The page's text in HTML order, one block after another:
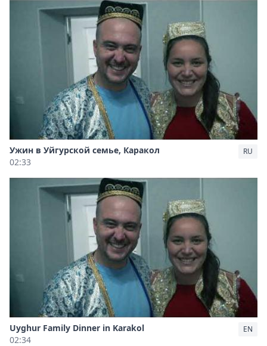
Ужин в Уйгурской семье, Каракол
02:33
RU
Uyghur Family Dinner in Karakol
02:34
EN